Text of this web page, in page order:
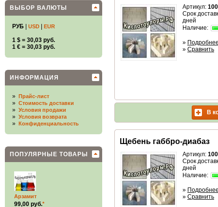
ВЫБОР ВАЛЮТЫ
РУБ USD EUR
1 $ = 30,03 руб.
1 € = 30,03 руб.
ИНФОРМАЦИЯ
» Прайс-лист
» Стоимость доставки
» Условия продажи
» Условия возврата
» Конфиденциальность
ПОПУЛЯРНЫЕ ТОВАРЫ
Арзамит
99,00 руб.*
Артикул:
Срок
дней
Наличие:
»
» Сравнить
В
Щебень габбро-диабаз
Артикул:
Срок
дней
Наличие:
»
» Сравнить